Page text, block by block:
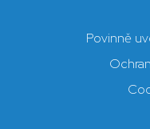
Povinně